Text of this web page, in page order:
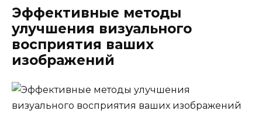
Эффективные методы
улучшения визуального
восприятия ваших
изображений